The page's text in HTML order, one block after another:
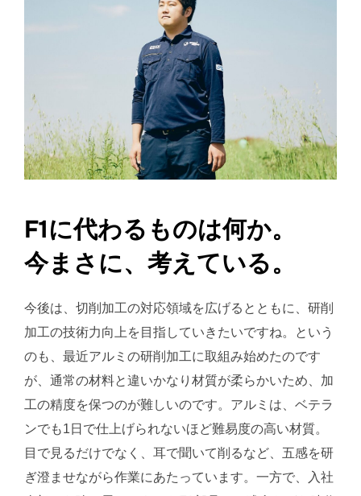
F1に代わるものは何か。
今まさに、考えている。
今後は、切削加工の対応領域を広げるとともに、研削
加工の技術力向上を目指していきたいですね。という
のも、最近アルミの研削加工に取組み始めたのです
が、通常の材料と違いかなり材質が柔らかいため、加
工の精度を保つのが難しいのです。アルミは、ベテラ
ンでも1日で仕上げられないほど難易度の高い材質。
目で見るだけでなく、耳で聞いて削るなど、五感を研
ぎ澄ませながら作業にあたっています。一方で、入社